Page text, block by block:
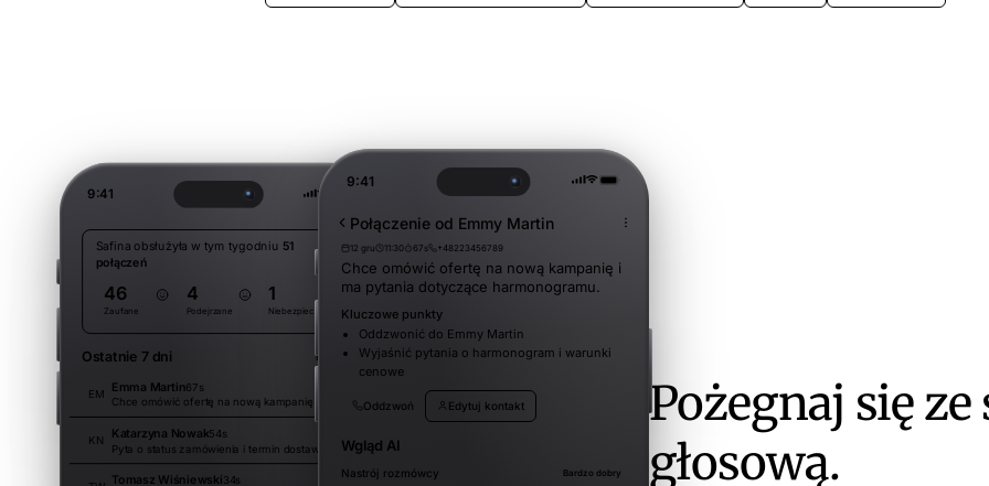
9:41
Safina obsłużyła w tym tygodniu 51
połączeń
46
Zaufane
4
Podejrzane
1
Niebezpieczne
Ostatnie 7 dni Filter
EM Emma Martin67s
KN Katarzyna Nowak54s
Pyta o status zamówienia i termin dostawy.
Tomasz Wiśniewski34s
13:10
9:41
Połączenie od Emmy Martin
12 gru 11:30 67s +48223456789
Chce omówić ofertę na nową kampanię i
ma pytania dotyczące harmonogramu.
Kluczowe punkty
Oddzwonić do Emmy Martin
Wyjaśnić pytania o harmonogram i warunki
cenowe
Oddzwoń Edytuj kontakt
Wgląd AI
Nastrój rozmówcy Bardzo dobry
Pożegnaj się
głosową.